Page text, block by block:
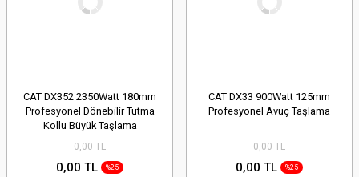
CAT DX352 2350Watt 180mm
Profesyonel Dönebilir Tutma
Kollu Büyük Taşlama
0,00 TL
0,00 TL %25
CAT DX33 900Watt 125mm
Profesyonel Avuç Taşlama
0,00 TL
0,00 TL %25